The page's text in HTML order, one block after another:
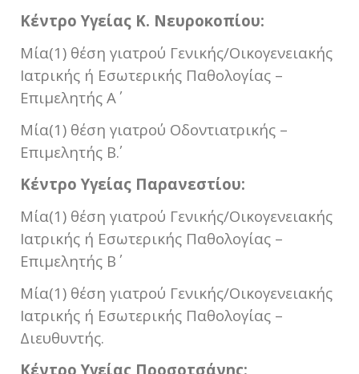
Κέντρο Υγείας Κ. Νευροκοπίου:
Μία(1) θέση γιατρού Γενικής/Οικογενειακής
Ιατρικής ή Εσωτερικής Παθολογίας –
Επιμελητής Α΄
Μία(1) θέση γιατρού Οδοντιατρικής –
Επιμελητής Β΄.
Κέντρο Υγείας Παρανεστίου:
Μία(1) θέση γιατρού Γενικής/Οικογενειακής
Ιατρικής ή Εσωτερικής Παθολογίας –
Επιμελητής Β΄
Μία(1) θέση γιατρού Γενικής/Οικογενειακής
Ιατρικής ή Εσωτερικής Παθολογίας –
Διευθυντής.
Κέντρο Υγείας Προσοτσάνης: